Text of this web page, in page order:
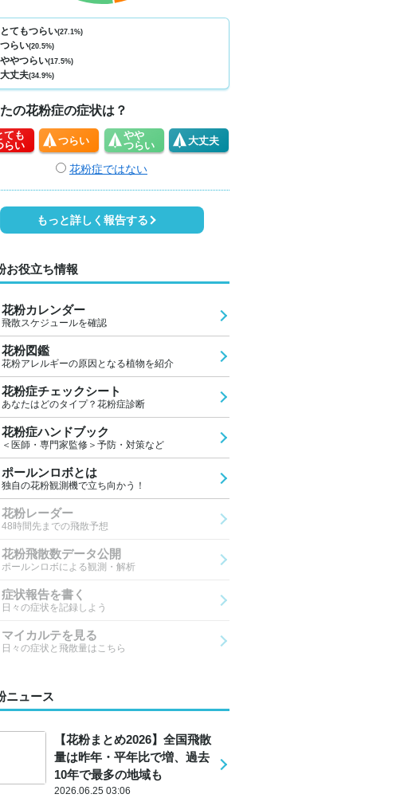
1
28
1
0
0 0 0 0
とてもつらい(27.1%)
つらい(20.5%)
ややつらい(17.5%)
大丈夫(34.9%)
の花粉症の症状は？
ても
らい
つらい
やや
つらい
大丈夫
花粉症ではない
もっと詳しく報告する
お役立ち情報
花粉カレンダー
飛散スケジュールを確認
花粉図鑑
花粉アレルギーの原因となる植物を紹介
花粉症チェックシート
あなたはどのタイプ？花粉症診断
花粉症ハンドブック
＜医師・専門家監修＞予防・対策など
ポールンロボとは
独自の花粉観測機で立ち向かう！
花粉レーダー
48時間先までの飛散予想
花粉飛散数データ公開
ポールンロボによる観測・解析
症状報告を書く
日々の症状を記録しよう
マイカルテを見る
日々の症状と飛散量はこちら
ニュース
【花粉まとめ2026】全国飛散
量は昨年・平年比で増、過去
10年で最多の地域も
2026.06.25 03:06